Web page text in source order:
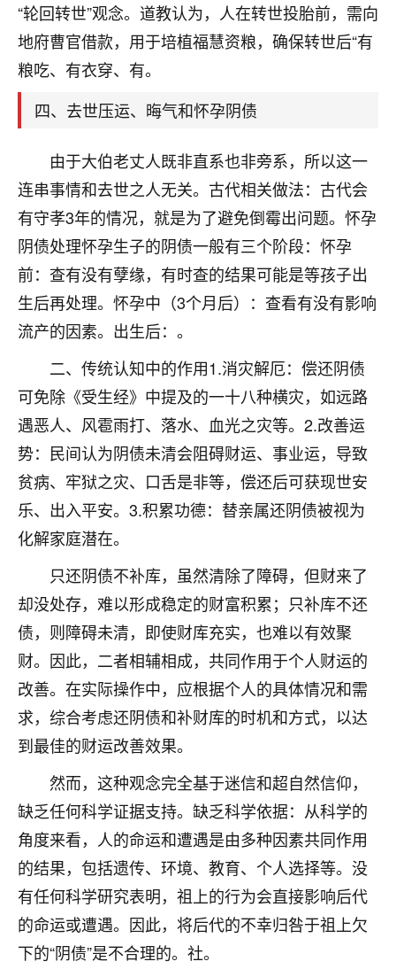
“轮回转世”观念。道教认为，人在转世投胎前，需向
地府曹官借款，用于培植福慧资粮，确保转世后“有
粮吃、有衣穿、有。
四、去世压运、晦气和怀孕阴债
由于大伯老丈人既非直系也非旁系，所以这一
连串事情和去世之人无关。古代相关做法：古代会
有守孝3年的情况，就是为了避免倒霉出问题。怀孕
阴债处理怀孕生子的阴债一般有三个阶段：怀孕
前：查有没有孽缘，有时查的结果可能是等孩子出
生后再处理。怀孕中（3个月后）：查看有没有影响
流产的因素。出生后：。
二、传统认知中的作用1.消灾解厄：偿还阴债
可免除《受生经》中提及的一十八种横灾，如远路
遇恶人、风雹雨打、落水、血光之灾等。2.改善运
势：民间认为阴债未清会阻碍财运、事业运，导致
贫病、牢狱之灾、口舌是非等，偿还后可获现世安
乐、出入平安。3.积累功德：替亲属还阴债被视为
化解家庭潜在。
只还阴债不补库，虽然清除了障碍，但财来了
却没处存，难以形成稳定的财富积累；只补库不还
债，则障碍未清，即使财库充实，也难以有效聚
财。因此，二者相辅相成，共同作用于个人财运的
改善。在实际操作中，应根据个人的具体情况和需
求，综合考虑还阴债和补财库的时机和方式，以达
到最佳的财运改善效果。
然而，这种观念完全基于迷信和超自然信仰，
缺乏任何科学证据支持。缺乏科学依据：从科学的
角度来看，人的命运和遭遇是由多种因素共同作用
的结果，包括遗传、环境、教育、个人选择等。没
有任何科学研究表明，祖上的行为会直接影响后代
的命运或遭遇。因此，将后代的不幸归咎于祖上欠
下的“阴债”是不合理的。社。
鹿森：你可以找老师看看，人有时不服命不行
啊！
太阳当空赵：我也做餐饮的，生意不算大，但
是我从找店开始都是找慧来老师跟进的，选
址、风水、还有开业日子，哪哪都看了，虽然
大环境不好，但是我家生意还可以，前几天又
2小时前 来自海南 18
梦醒时分
我女儿高二叛逆，大半年不上学，一说她就要死要活
的，把我们两口子愁的不行，朋友给我推荐的慧来老
师，一开始我是病急乱投医，这半年来，法事一个个
做完，我女儿跟变了个人一样，不期望她能考多好的
大学，只要能安安稳稳的把书读了，身体心理都健健
康康的我就很知足了！
鹿森：可怜天下父母心啊！
3小时前 来自河北 16
付深
我是公司人事调整，有升迁机会，但同时竞争的我们
三个，找老师的时候是抱着侥幸心理，没想到老师看
着我晋升有望，我半信半疑的按照老师建议，做了化
太岁还有一个发钱粮，本来年前的人事调整，拖到年
后，我以为都没戏了，结果开年一上班，开会提拔升
职第一个就是我，职务无所谓，主要是底薪加了
3000，非常开心，无论如何，感恩感谢！🙏🏻
鹿森 ：恭喜升职加薪！！，请客吗？�
32
心心相印
我身体不太好，总是病病殃殃的，去检查又没什么大
问题，反正就是不舒服。中医西医看遍了，找不到问
题，后来无意中看到有人推荐慧来老师，跟老师聊过
之后，心情豁然开朗，也听老师建议，处理了一些因
果问题。今年以来，身体比以前好多，主要是心情好
了，老师说境随心转，现在深有体会了。
鹿森：是的，其实跟老师聊过之后，最大的感
触，首先就是心态会变好，万般皆是命，半点
不由人！